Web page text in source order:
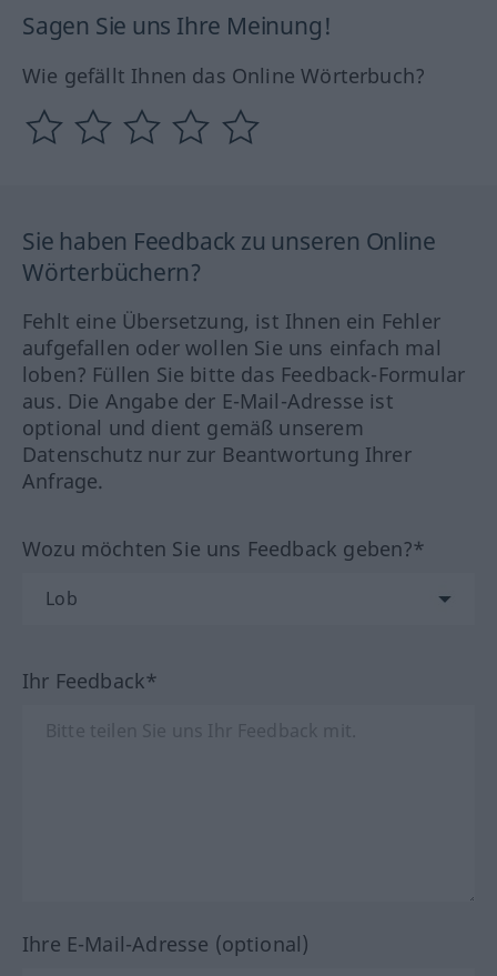
Sagen Sie uns Ihre Meinung!
Wie gefällt Ihnen das Online Wörterbuch?
Sie haben Feedback zu unseren Online
Wörterbüchern?
Fehlt eine Übersetzung, ist Ihnen ein Fehler
aufgefallen oder wollen Sie uns einfach mal
loben? Füllen Sie bitte das Feedback-Formular
aus. Die Angabe der E-Mail-Adresse ist
optional und dient gemäß unserem
Datenschutz nur zur Beantwortung Ihrer
Anfrage.
Wozu möchten Sie uns Feedback geben?*
Ihr Feedback*
Ihre E-Mail-Adresse (optional)